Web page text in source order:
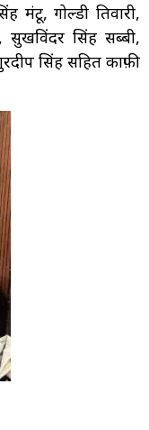
मंटू, गोल्डी तिवारी,
सुखविंदर सिंह सब्बी,
सिंह सहित काफ़ी